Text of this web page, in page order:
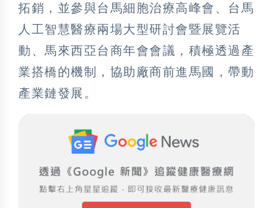
拓銷，並參與台馬細胞治療高峰會、台馬
人工智慧醫療兩場大型研討會暨展覽活
動、馬來西亞台商年會會議，積極透過產
業搭橋的機制，協助廠商前進馬國，帶動
產業鏈發展。